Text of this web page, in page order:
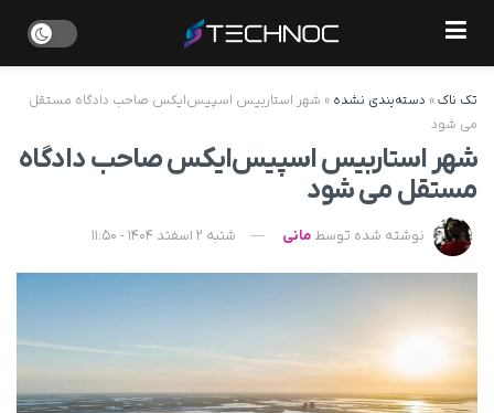
تک ناک» دسته‌بندی نشده » شهر استاربیس اسپیس‌ایکس صاحب دادگاه مستقل
می‌ شود
شهر استاربیس اسپیس‌ایکس صاحب دادگاه
مستقل می‌ شود
نوشته شده توسط مانی شنبه 2 اسفند 1404 - 11:50